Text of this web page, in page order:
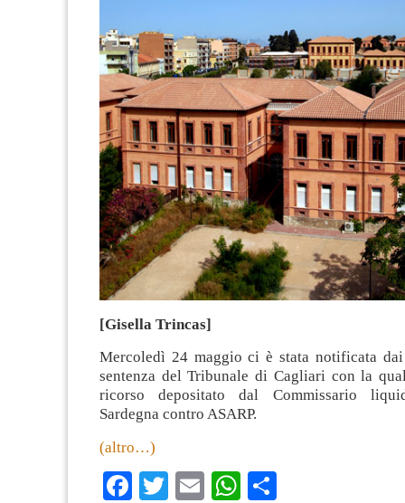
[Gisella Trincas]
Mercoledì 24 maggio ci è stata notificata
sentenza del Tribunale di Cagliari con la
ricorso depositato dal Commissario
Sardegna contro ASARP.
(altro…)
Facebook
TwitterEmailWhatsApp